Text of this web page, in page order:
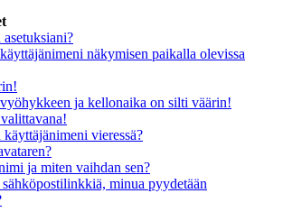
näkymisen paikalla olevissa
ja kellonaika on silti väärin!
vieressä?
ja miten vaihdan sen?
minua pyydetään